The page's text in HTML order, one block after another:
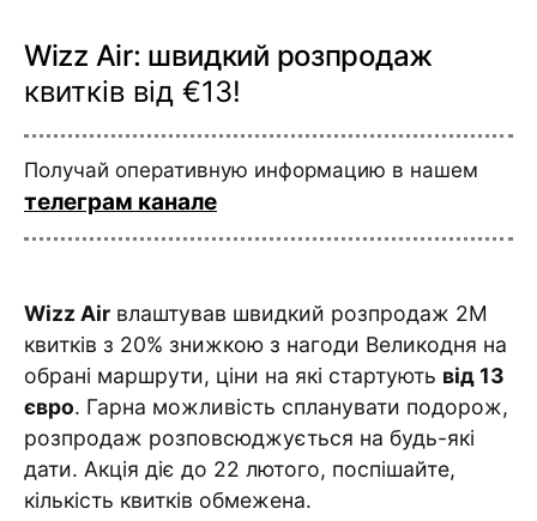
Wizz Air: швидкий розпродаж
квитків від €13!
Получай оперативную информацию в нашем
телеграм канале
Wizz Air влаштував швидкий розпродаж 2М
квитків з 20% знижкою з нагоди Великодня на
обрані маршрути, ціни на які стартують від 13
євро. Гарна можливість спланувати подорож,
розпродаж розповсюджується на будь-які
дати. Акція діє до 22 лютого, поспішайте,
кількість квитків обмежена.